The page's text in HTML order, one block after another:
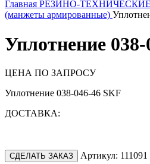
Главная РЕЗИНО-
(манжеты армированные)
Уплотнение
ЦЕНА ПО ЗАПРОСУ
Уплотнение 038-046-46 SKF
ДОСТАВКА:
СДЕЛАТЬ ЗАКАЗ Артикул: 111091